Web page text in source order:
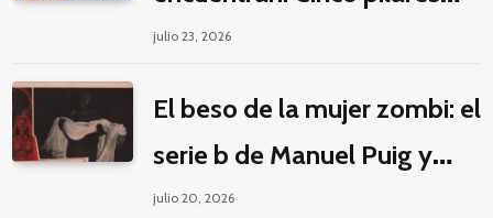
éticos para una fantasía
julio 23, 2026
El beso de la mujer zombi: el
serie b de Manuel Puig y
Jacques Tourneur
julio 20, 2026